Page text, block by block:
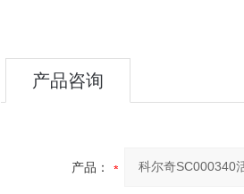
产品咨询
产品：